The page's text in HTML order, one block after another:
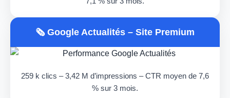
🗞️ Google Actualités – Site Premium
259 k clics – 3,42 M d’impressions – CTR moyen de 7,6
% sur 3 mois.